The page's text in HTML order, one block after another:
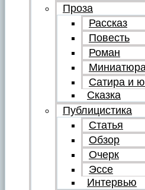
Проза
Рассказ
Повесть
Роман
Сатира и
Сказка
Публицистика
Статья
Обзор
Очерк
Эссе
Интервью